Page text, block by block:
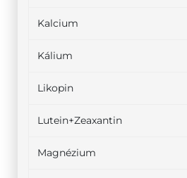
Kalcium
Kálium
Likopin
Lutein+Zeaxantin
Magnézium